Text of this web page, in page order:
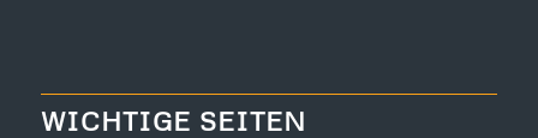
WICHTIGE SEITEN